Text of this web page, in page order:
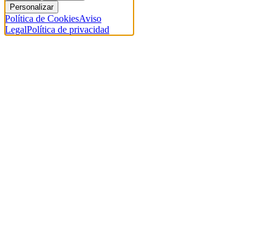
Personalizar
Política de CookiesAviso
LegalPolítica de privacidad